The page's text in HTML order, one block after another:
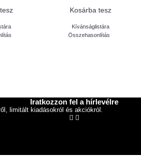
Kosárba tesz
Kívánságlistára
Összehasonlítás
Iratkozzon fel a hírlevélre
limitált kiadásokról és akciókról.